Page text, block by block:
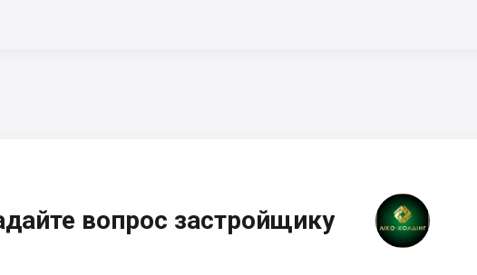
вопрос застройщику